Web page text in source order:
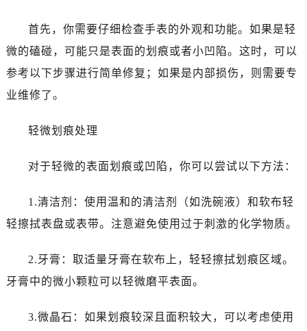
首先，你需要仔细检查手表的外观和功能。如果是轻
微的磕碰，可能只是表面的划痕或者小凹陷。这时，可以
参考以下步骤进行简单修复；如果是内部损伤，则需要专
业维修了。
轻微划痕处理
对于轻微的表面划痕或凹陷，你可以尝试以下方法：
1.清洁剂：使用温和的清洁剂（如洗碗液）和软布轻
轻擦拭表盘或表带。注意避免使用过于刺激的化学物质。
2.牙膏：取适量牙膏在软布上，轻轻擦拭划痕区域。
牙膏中的微小颗粒可以轻微磨平表面。
3.微晶石：如果划痕较深且面积较大，可以考虑使用